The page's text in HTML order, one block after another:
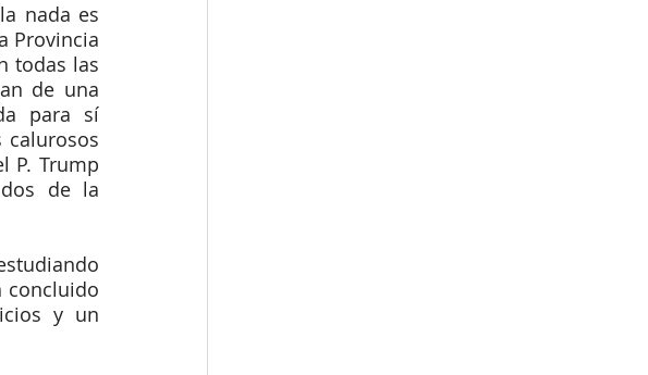
nada es
Provincia
todas las
de una
para sí
calurosos
P. Trump
de la
concluido
y un